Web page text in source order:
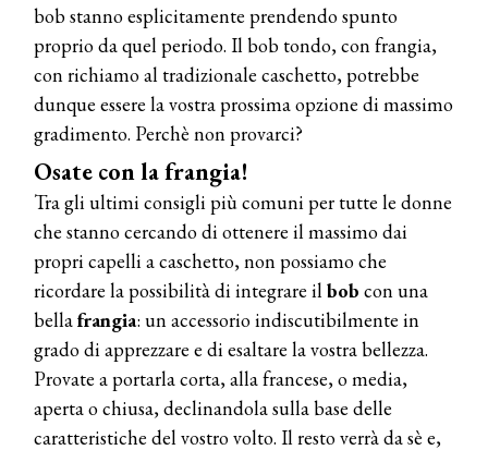
bob stanno esplicitamente prendendo spunto
proprio da quel periodo. Il bob tondo, con frangia,
con richiamo al tradizionale caschetto, potrebbe
dunque essere la vostra prossima opzione di massimo
gradimento. Perchè non provarci?
Osate con la frangia!
Tra gli ultimi consigli più comuni per tutte le donne
che stanno cercando di ottenere il massimo dai
propri capelli a caschetto, non possiamo che
ricordare la possibilità di integrare ilbob con una
bellafrangia: un accessorio indiscutibilmente in
grado di apprezzare e di esaltare la vostra bellezza.
Provate a portarla corta, alla francese, o media,
aperta o chiusa, declinandola sulla base delle
caratteristiche del vostro volto. Il resto verrà da sè e,